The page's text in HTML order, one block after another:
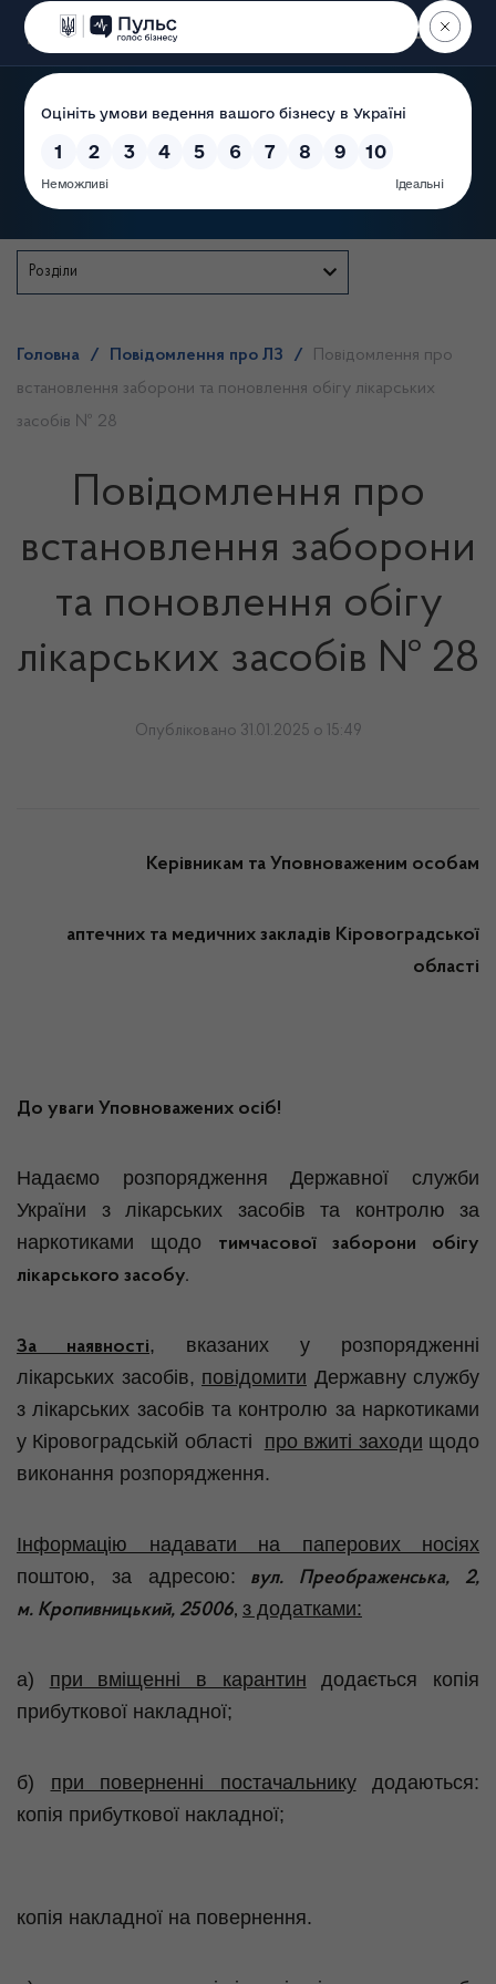
Пошук
Розділи
Головна / Повідомлення про ЛЗ /
Повідомлення про
встановлення заборони та поновлення обігу лікарських
засобів № 28
Повідомлення про
встановлення заборони
та поновлення обігу
лікарських засобів № 28
Опубліковано 31.01.2025 о 15:49
Керівникам та Уповноваженим особам
аптечних та медичних закладів Кіровоградської
області
До уваги Уповноважених осіб!
Надаємо розпорядження Державної служби
України з лікарських засобів та контролю за
наркотиками щодо
тимчасової
заборони обігу
лікарського засобу.
За наявності, вказаних у розпорядженні
лікарських засобів, повідомити Державну службу
з лікарських засобів та контролю за наркотиками
у Кіровоградській області про вжиті заходи щодо
виконання розпорядження.
Інформацію надавати на паперових носіях
поштою, за адресою:
вул. Преображенська, 2,
м. Кропивницький, 25006, з додатками:
а) при вміщенні в карантин додається копія
прибуткової накладної;
б) при поверненні постачальникудодаються:
копія прибуткової накладної;
копія накладної на повернення.